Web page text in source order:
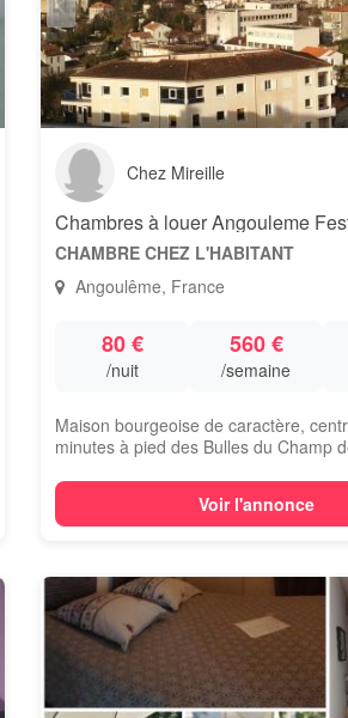
Chez Mireille
Chambres à louer Angouleme
CHAMBRE CHEZ L'HABITANT
Angoulême, France
80 €
/nuit
560 €
/semaine
Maison bourgeoise de caractère,
minutes à pied des Bulles du Champ
Voir l'annonce